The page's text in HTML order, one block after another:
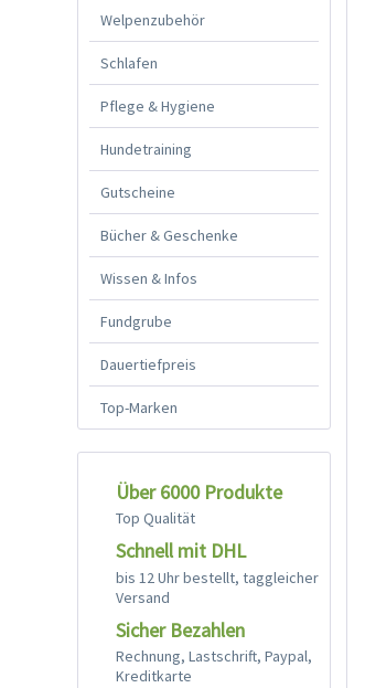
Welpenzubehör
Schlafen
Pflege & Hygiene
Hundetraining
Gutscheine
Bücher & Geschenke
Wissen & Infos
Fundgrube
Dauertiefpreis
Top-Marken
Über 6000 Produkte
Top Qualität
Schnell mit DHL
bis 12 Uhr bestellt, taggleicher
Versand
Sicher Bezahlen
Rechnung, Lastschrift, Paypal,
Kreditkarte